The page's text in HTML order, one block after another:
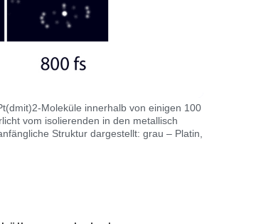
Moleküle innerhalb von einigen 100
vom isolierenden in den metallisch
Struktur dargestellt: grau – Platin,